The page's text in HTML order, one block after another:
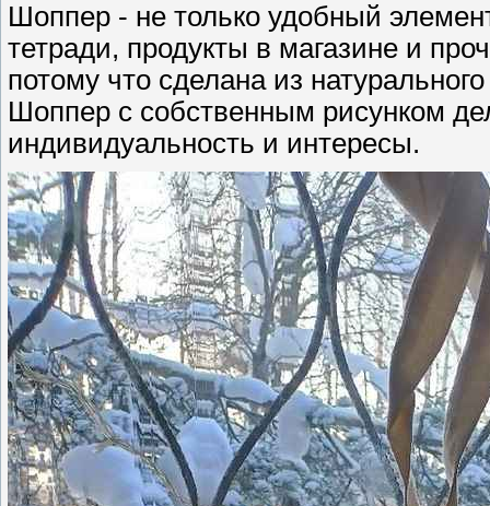
Шоппер - не только удобный
тетради, продукты в магазине и
потому что сделана из
Шоппер с собственным рисунком
индивидуальность и интересы.